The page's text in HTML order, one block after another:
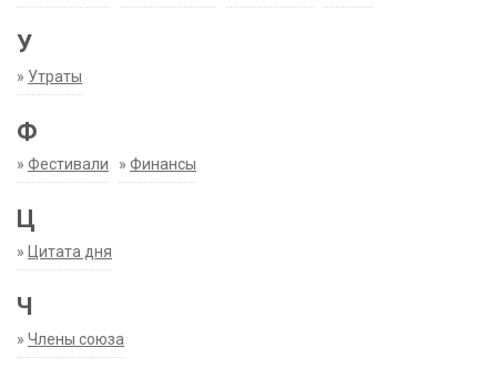
У
» Утраты
Ф
» Фестивали » Финансы
Ц
» Цитата дня
Ч
» Члены союза